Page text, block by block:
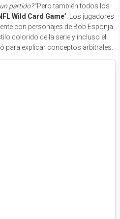
partido?”Pero también todos los
Wild Card Game’ . Los jugadores
con personajes de Bob Esponja
colorido de la serie y incluso el
para explicar conceptos arbitrales.